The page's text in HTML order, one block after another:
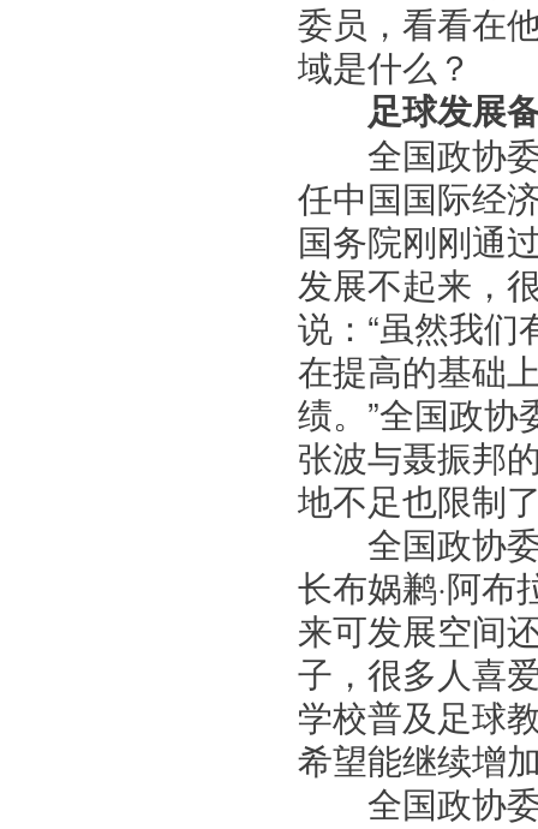
委员，看看在
域是什么？
足球发展
全国政协委
任中国国际经
国务院刚刚通
发展不起来，
说：“虽然我
在提高的基础
绩。”全国政
张波与聂振邦
地不足也限制
全国政协委
长布娲鹣·阿布
来可发展空间
子，很多人喜
学校普及足球
希望能继续增
全国政协委